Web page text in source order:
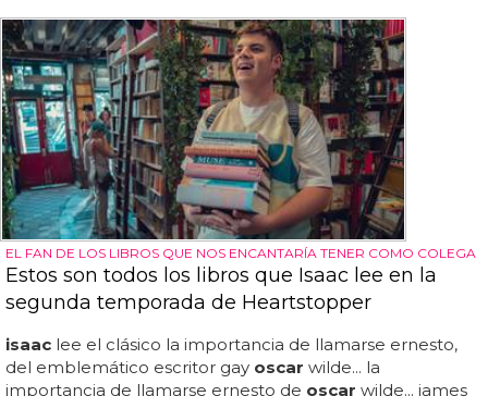
EL FAN DE LOS LIBROS QUE NOS ENCANTARÍA TENER COMO COLEGA
Estos son todos los libros que Isaac lee en la
segunda temporada de Heartstopper
isaac lee el clásico la importancia de llamarse ernesto,
del emblemático escritor gay oscar wilde... la
importancia de llamarse ernesto de oscar wilde... james